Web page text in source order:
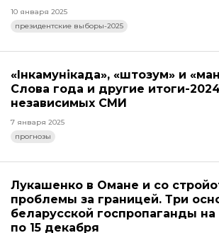
10 января 2025
президентские выборы-2025
«Інкамунікада», «штозум» и
Слова года и другие итоги-
независимых СМИ
7 января 2025
прогнозы
Лукашенко в Омане и со
проблемы за границей. Три
беларусской госпропаганды
по 15 декабря